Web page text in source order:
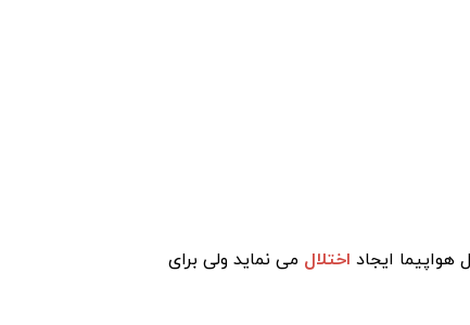
ایجاد اختلال می نماید ولی برای